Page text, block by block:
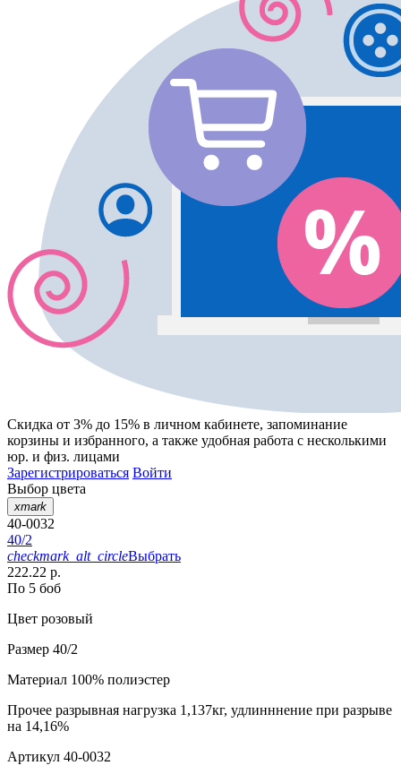
Скидка от 3% до 15% в личном кабинете, запоминание
корзины и избранного, а также удобная работа с несколькими
юр. и физ. лицами
Зарегистрироваться Войти
Выбор цвета
xmark
40-0032
40/2
checkmark_alt_circleВыбрать
222.22 р.
По 5 боб
Цвет розовый
Размер 40/2
Материал 100% полиэстер
Прочее разрывная нагрузка 1,137кг, удлинннение при разрыве
на 14,16%
Артикул 40-0032